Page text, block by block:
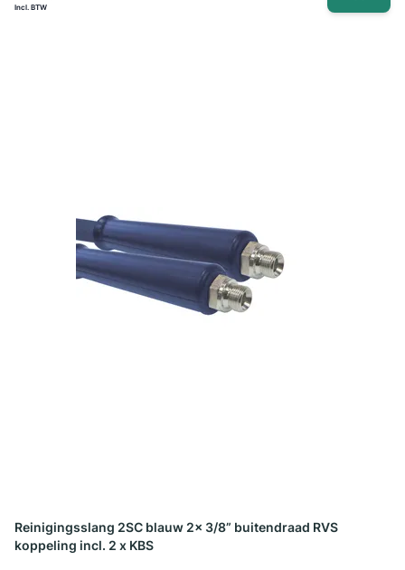
Reinigingsslang 2SC blauw 2x 3/8” buitendraad RVS
koppeling incl. 2 x KBS